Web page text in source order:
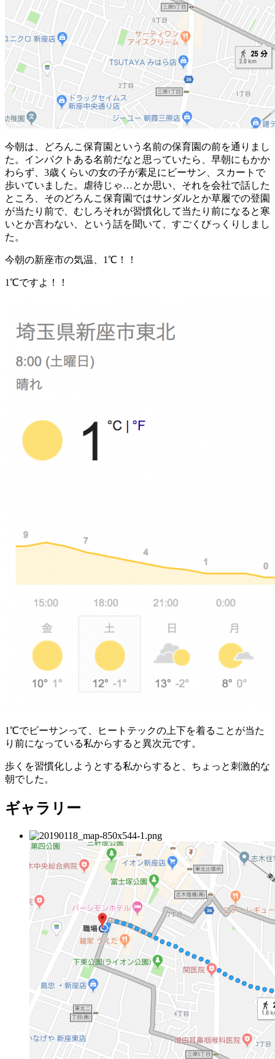
今朝は、どろんこ保育園という名前の保育園の前を通りまし
た。インパクトある名前だなと思っていたら、早朝にもかか
わらず、3歳くらいの女の子が素足にビーサン、スカートで
歩いていました。虐待じゃ…とか思い、それを会社で話した
ところ、そのどろんこ保育園ではサンダルとか草履での登園
が当たり前で、むしろそれが習慣化して当たり前になると寒
いとか言わない、という話を聞いて、すごくびっくりしまし
た。
今朝の新座市の気温、1℃！！
1℃ですよ！！
1℃でビーサンって、ヒートテックの上下を着ることが当た
り前になっている私からすると異次元です。
歩くを習慣化しようとする私からすると、ちょっと刺激的な
朝でした。
ギャラリー